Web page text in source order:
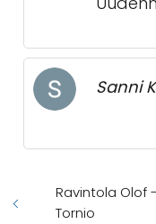
Sanni
Ravintola Olof -
Tornio